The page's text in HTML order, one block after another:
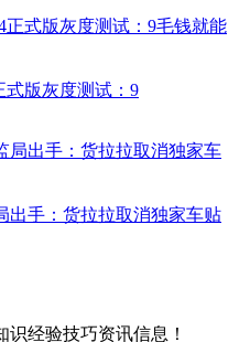
式版灰度测试：9
出手：货拉拉取消独家车贴
经验技巧资讯信息！